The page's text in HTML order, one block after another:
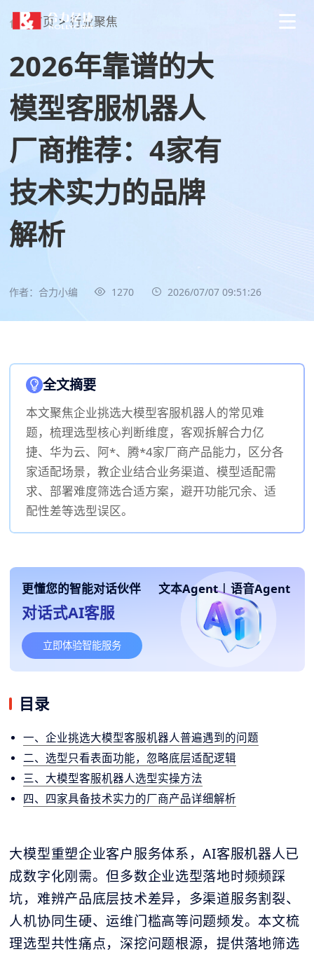
首页 > 行业聚焦
2026年靠谱的大
模型客服机器人
厂商推荐：4家有
技术实力的品牌
解析
作者：合力小编 1270 2026/07/07 09:51:26
全文摘要
本文聚焦企业挑选大模型客服机器人的常见难
题，梳理选型核心判断维度，客观拆解合力亿
捷、华为云、阿*、腾*4家厂商产品能力，区分各
家适配场景，教企业结合业务渠道、模型适配需
求、部署难度筛选合适方案，避开功能冗余、适
配性差等选型误区。
更懂您的智能对话伙伴 文本Agent | 语音Agent
对话式AI客服
立即体验智能服务
目录
一、企业挑选大模型客服机器人普遍遇到的问题
二、选型只看表面功能，忽略底层适配逻辑
三、大模型客服机器人选型实操方法
四、四家具备技术实力的厂商产品详细解析
大模型重塑企业客户服务体系，AI客服机器人已
成数字化刚需。但多数企业选型落地时频频踩
坑，难辨产品底层技术差异，多渠道服务割裂、
人机协同生硬、运维门槛高等问题频发。本文梳
理选型共性痛点，深挖问题根源，提供落地筛选